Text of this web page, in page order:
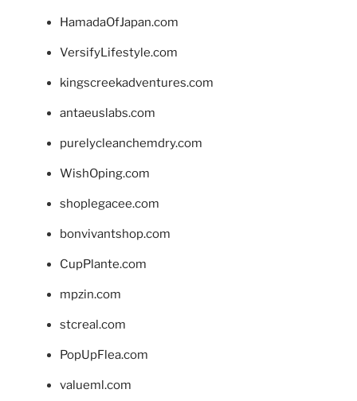
HamadaOfJapan.com
VersifyLifestyle.com
kingscreekadventures.com
antaeuslabs.com
purelycleanchemdry.com
WishOping.com
shoplegacee.com
bonvivantshop.com
CupPlante.com
mpzin.com
stcreal.com
PopUpFlea.com
valueml.com